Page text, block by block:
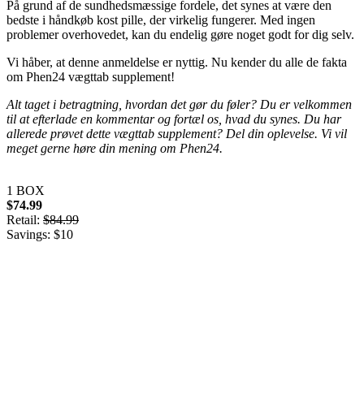
På grund af de sundhedsmæssige fordele, det synes at være den
bedste i håndkøb kost pille, der virkelig fungerer. Med ingen
problemer overhovedet, kan du endelig gøre noget godt for dig selv.
Vi håber, at denne anmeldelse er nyttig. Nu kender du alle de fakta
om Phen24 vægttab supplement!
Alt taget i betragtning, hvordan det gør du føler? Du er velkommen
til at efterlade en kommentar og fortæl os, hvad du synes. Du har
allerede prøvet dette vægttab supplement? Del din oplevelse. Vi vil
meget gerne høre din mening om Phen24.
1 BOX
$74.99
Retail: $84.99
Savings: $10